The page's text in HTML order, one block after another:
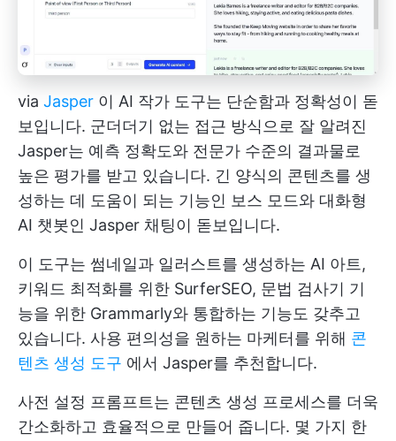
via Jasper 이 AI 작가 도구는 단순함과 정확성이 돋
보입니다. 군더더기 없는 접근 방식으로 잘 알려진
Jasper는 예측 정확도와 전문가 수준의 결과물로
높은 평가를 받고 있습니다. 긴 양식의 콘텐츠를 생
성하는 데 도움이 되는 기능인 보스 모드와 대화형
AI 챗봇인 Jasper 채팅이 돋보입니다.
이 도구는 썸네일과 일러스트를 생성하는 AI 아트,
키워드 최적화를 위한 SurferSEO, 문법 검사기 기
능을 위한 Grammarly와 통합하는 기능도 갖추고
있습니다. 사용 편의성을 원하는 마케터를 위해 콘
텐츠 생성 도구 에서 Jasper를 추천합니다.
사전 설정 프롬프트는 콘텐츠 생성 프로세스를 더욱
간소화하고 효율적으로 만들어 줍니다. 몇 가지 한